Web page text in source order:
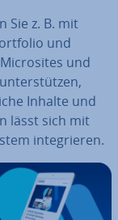
Sie z. B. mit
und
und
Inhalte und
lässt sich mit
in­te­grie­ren.